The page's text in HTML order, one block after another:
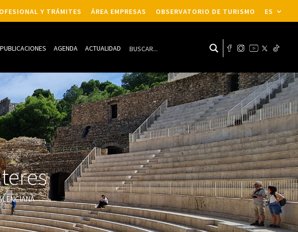
Y TRÁMITES ÁREA EMPRESAS OBSERVATORIO DE TURISMO ES
PUBLICACIONES AGENDA ACTUALIDAD